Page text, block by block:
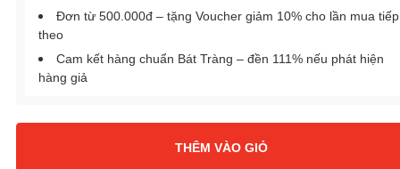
Đơn từ 500.000đ – tặng Voucher giảm 10% cho lần mua tiếp
theo
Cam kết hàng chuẩn Bát Tràng – đền 111% nếu phát hiện
hàng giả
THÊM VÀO GIỎ